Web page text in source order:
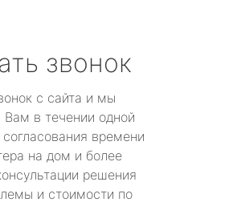
звонок
с сайта и мы
Вам в течении одной
времени
на дом и более
решения
и стоимости по